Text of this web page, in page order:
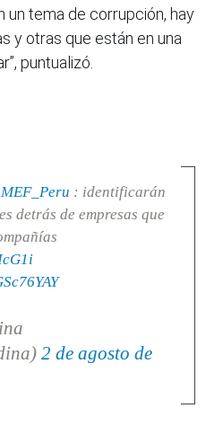
un tema de corrupción, hay
y otras que están en una
puntualizó.
: identificarán
detrás de empresas que
2 de agosto de